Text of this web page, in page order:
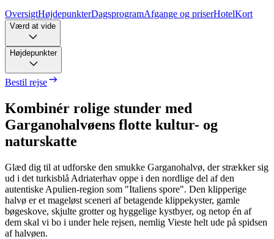
OversigtHøjdepunkterDagsprogramAfgange og priserHotelKort
Værd at vide
Højdepunkter
Bestil rejse
Kombinér rolige stunder med
Garganohalvøens flotte kultur- og
naturskatte
Glæd dig til at udforske den smukke Garganohalvø, der strækker sig
ud i det turkisblå Adriaterhav oppe i den nordlige del af den
autentiske Apulien-region som "Italiens spore". Den klipperige
halvø er et mageløst sceneri af betagende klippekyster, gamle
bøgeskove, skjulte grotter og hyggelige kystbyer, og netop én af
dem skal vi bo i under hele rejsen, nemlig Vieste helt ude på spidsen
af halvøen.